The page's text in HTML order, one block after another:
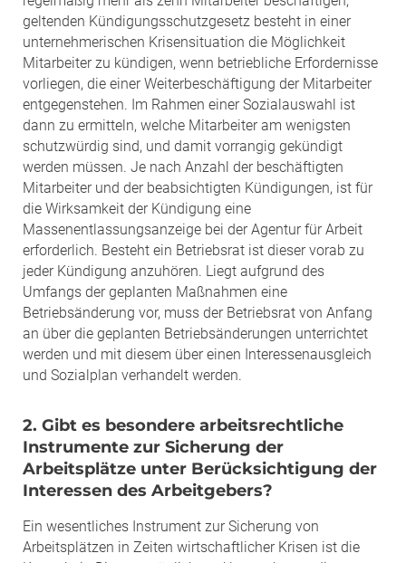
geltenden Kündigungsschutzgesetz besteht in einer
unternehmerischen Krisensituation die Möglichkeit
Mitarbeiter zu kündigen, wenn betriebliche Erfordernisse
vorliegen, die einer Weiterbeschäftigung der Mitarbeiter
entgegenstehen. Im Rahmen einer Sozialauswahl ist
dann zu ermitteln, welche Mitarbeiter am wenigsten
schutzwürdig sind, und damit vorrangig gekündigt
werden müssen. Je nach Anzahl der beschäftigten
Mitarbeiter und der beabsichtigten Kündigungen, ist für
die Wirksamkeit der Kündigung eine
Massenentlassungsanzeige bei der Agentur für Arbeit
erforderlich. Besteht ein Betriebsrat ist dieser vorab zu
jeder Kündigung anzuhören. Liegt aufgrund des
Umfangs der geplanten Maßnahmen eine
Betriebsänderung vor, muss der Betriebsrat von Anfang
an über die geplanten Betriebsänderungen unterrichtet
werden und mit diesem über einen Interessenausgleich
und Sozialplan verhandelt werden.
2. Gibt es besondere arbeitsrechtliche
Instrumente zur Sicherung der
Arbeitsplätze unter Berücksichtigung der
Interessen des Arbeitgebers?
Ein wesentliches Instrument zur Sicherung von
Arbeitsplätzen in Zeiten wirtschaftlicher Krisen ist die